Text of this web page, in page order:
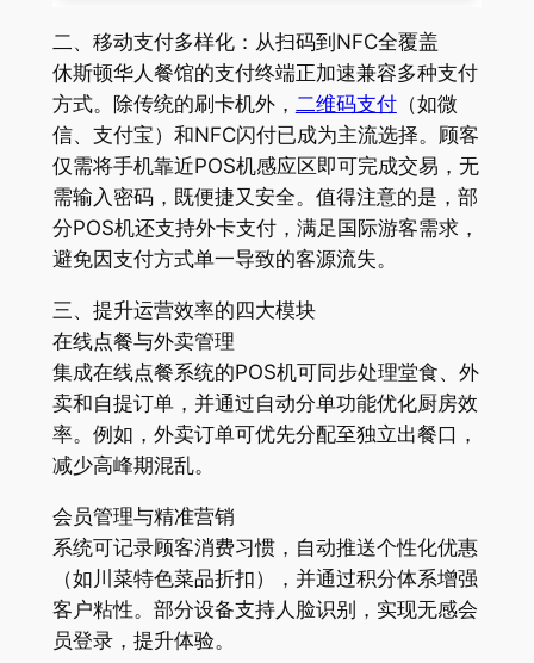
二、移动支付多样化：从扫码到NFC全覆盖
休斯顿华人餐馆的支付终端正加速兼容多种支付
方式。除传统的刷卡机外， 二维码支付（如微
信、支付宝）和NFC闪付已成为主流选择。顾客
仅需将手机靠近POS机感应区即可完成交易，无
需输入密码，既便捷又安全。值得注意的是，部
分POS机还支持外卡支付，满足国际游客需求，
避免因支付方式单一导致的客源流失。
三、提升运营效率的四大模块
在线点餐与外卖管理
集成在线点餐系统的POS机可同步处理堂食、外
卖和自提订单，并通过自动分单功能优化厨房效
率。例如，外卖订单可优先分配至独立出餐口，
减少高峰期混乱。
会员管理与精准营销
系统可记录顾客消费习惯，自动推送个性化优惠
（如川菜特色菜品折扣），并通过积分体系增强
客户粘性。部分设备支持人脸识别，实现无感会
员登录，提升体验。